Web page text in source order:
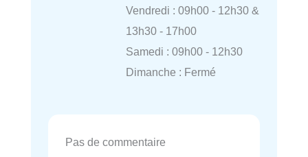
Vendredi : 09h00 - 12h30 &
13h30 - 17h00
Samedi : 09h00 - 12h30
Dimanche : Fermé
Pas de commentaire